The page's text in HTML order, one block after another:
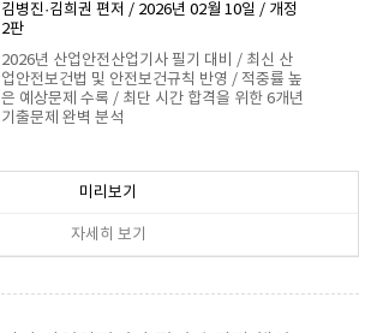
김병진·김희권 편저 / 2026년 02월 10일 / 개정
2판
2026년 산업안전산업기사 필기 대비 / 최신 산
업안전보건법 및 안전보건규칙 반영 / 적중률 높
은 예상문제 수록 / 최단 시간 합격을 위한 6개년
기출문제 완벽 분석
미리보기
자세히 보기